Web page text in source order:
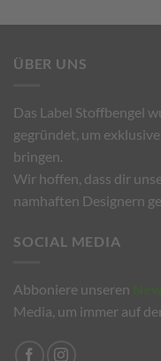
ÜBER UNS
Das Label Stoffbengel
gegründet, um
bringen.
Wir hoffen, dass dir
namhaften Designern
SOCIAL MEDIA
Abboniere unseren
Media, um immer auf